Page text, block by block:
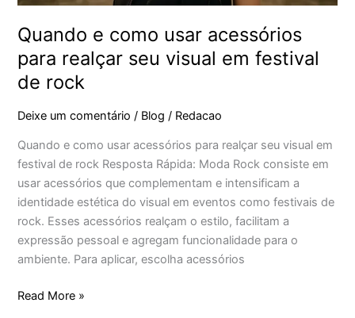
Quando e como usar acessórios
para realçar seu visual em festival
de rock
Deixe um comentário / Blog / Redacao
Quando e como usar acessórios para realçar seu visual em
festival de rock Resposta Rápida: Moda Rock consiste em
usar acessórios que complementam e intensificam a
identidade estética do visual em eventos como festivais de
rock. Esses acessórios realçam o estilo, facilitam a
expressão pessoal e agregam funcionalidade para o
ambiente. Para aplicar, escolha acessórios
rock
Read More »